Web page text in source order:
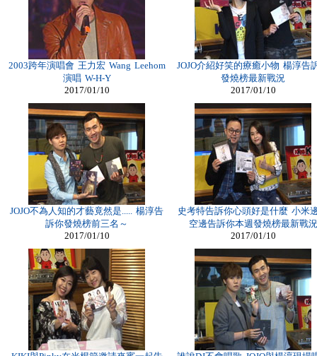
2003跨年演唱會 王力宏 Wang Leehom
演唱 W-H-Y
2017/01/10
JOJO介紹好笑的療癒小物 楊淳告
發燒榜最新戰況
2017/01/10
JOJO不為人知的才藝竟然是..... 楊淳告
訴你發燒榜前三名～
2017/01/10
史考特告訴你心頭好是什麼 小米
空邊告訴你本週發燒榜最新戰況
2017/01/10